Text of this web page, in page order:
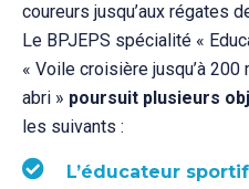
coureurs jusqu’aux régates
Le BPJEPS spécialité «
« Voile croisière jusqu’à 200
abri » poursuit plusieurs
les suivants :
L’éducateur